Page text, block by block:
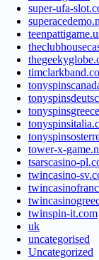
super-ufa-
tower-x-
tsarscasino-
twincasino-
twinspin-it.com
uk
uncategorised
Uncategorized